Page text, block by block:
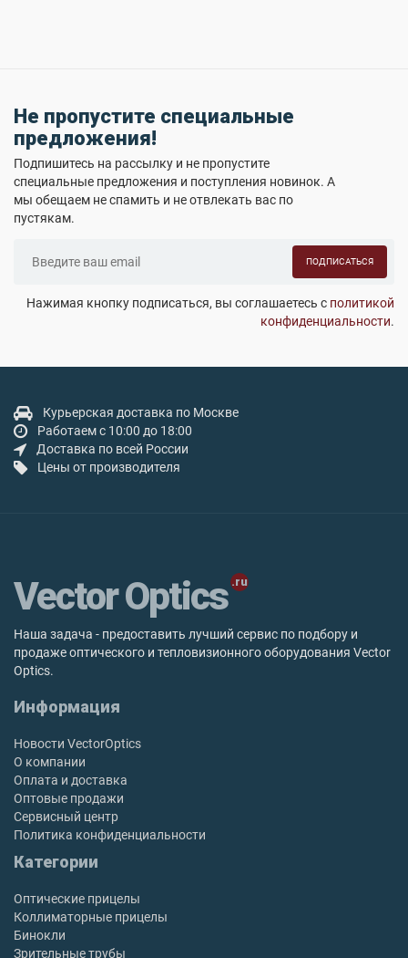
Не пропустите специальные
предложения!
Подпишитесь на рассылку и не пропустите
специальные предложения и поступления новинок. А
мы обещаем не спамить и не отвлекать вас по
пустякам.
ПОДПИСАТЬСЯ
Нажимая кнопку подписаться, вы соглашаетесь с политикой
конфиденциальности.
Курьерская доставка по Москве
Работаем с 10:00 до 18:00
Доставка по всей России
Цены от производителя
Vector Optics
Наша задача - предоставить лучший сервис по подбору и
продаже оптического и тепловизионного оборудования Vector
Optics.
Информация
Новости VectorOptics
О компании
Оплата и доставка
Оптовые продажи
Сервисный центр
Политика конфиденциальности
Категории
Оптические прицелы
Коллиматорные прицелы
Бинокли
Зрительные трубы